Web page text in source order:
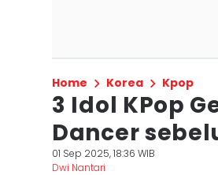
Home Korea Kpop
3 Idol KPop
Dancer
01 Sep 2025, 18:36 WIB
Dwi Nantari